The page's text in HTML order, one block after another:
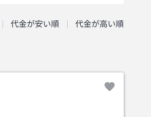
代金が安い順 代金が高い順